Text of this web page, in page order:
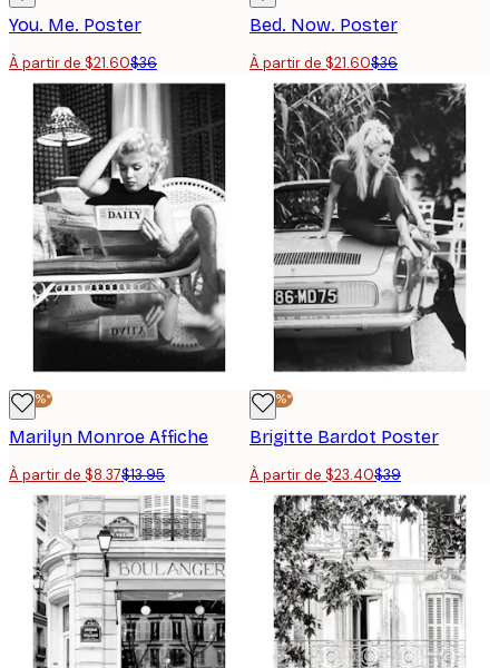
You. Me. Poster
À partir de $21.60$36
Bed. Now. Poster
À partir de $21.60$36
-40%*
Marilyn Monroe Affiche
À partir de $8.37$13.95
-40%*
Brigitte Bardot Poster
À partir de $23.40$39